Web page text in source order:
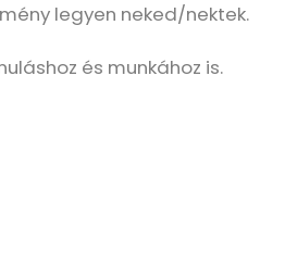
legyen neked/nektek.
és munkához is.